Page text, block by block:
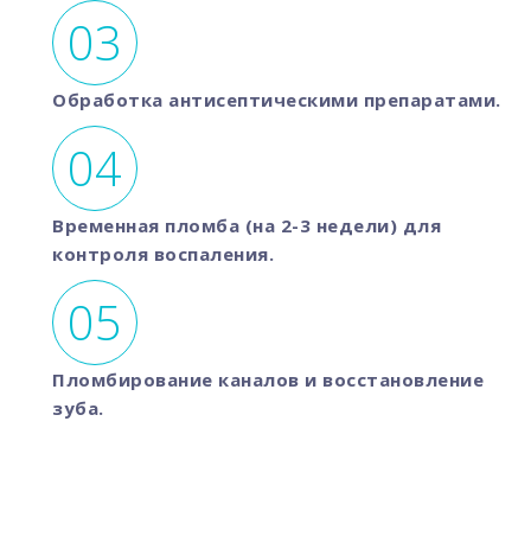
Обработка антисептическими препаратами.
Временная пломба (на 2-3 недели) для
контроля воспаления.
Пломбирование каналов и восстановление
зуба.